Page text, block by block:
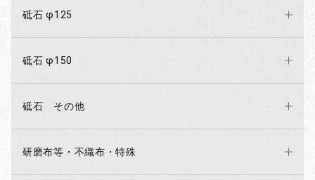
砥石 φ125
砥石 φ150
砥石 その他
研磨布等・不織布・特殊